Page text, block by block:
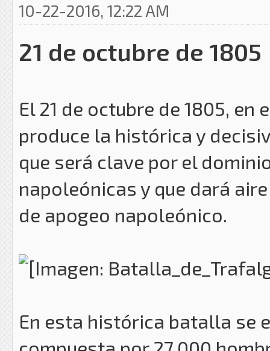
10-22-2016, 12:22 AM
21 de octubre de 1805
El 21 de octubre de 1805, en
produce la histórica y
que será clave por el
napoleónicas y que dará
de apogeo napoleónico.
En esta histórica batalla se